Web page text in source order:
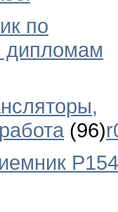
по
дипломам
(96)